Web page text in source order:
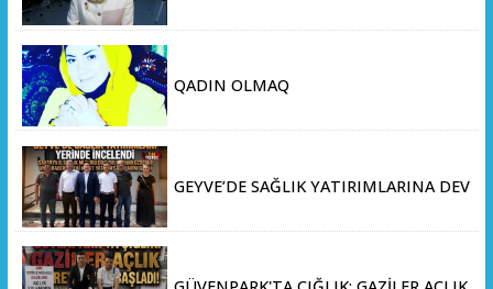
QADIN OLMAQ
GEYVE’DE SAĞLIK YATIRIMLARINA DEV